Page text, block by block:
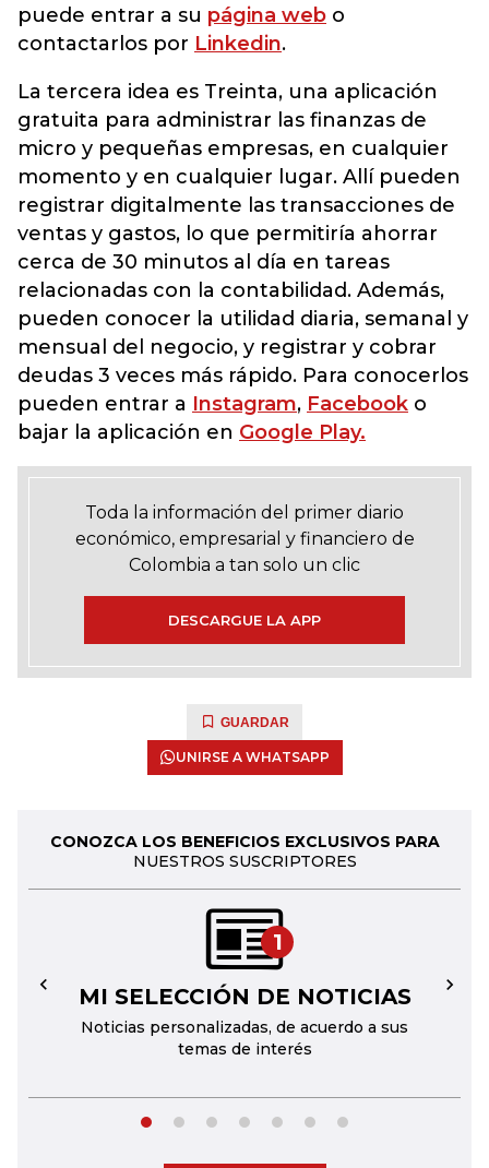
puede entrar a su página web o
contactarlos por Linkedin.
La tercera idea es Treinta, una aplicación
gratuita para administrar las finanzas de
micro y pequeñas empresas, en cualquier
momento y en cualquier lugar. Allí pueden
registrar digitalmente las transacciones de
ventas y gastos, lo que permitiría ahorrar
cerca de 30 minutos al día en tareas
relacionadas con la contabilidad. Además,
pueden conocer la utilidad diaria, semanal y
mensual del negocio, y registrar y cobrar
deudas 3 veces más rápido. Para conocerlos
pueden entrar a Instagram, Facebook o
bajar la aplicación en Google Play.
Toda la información del primer diario
económico, empresarial y financiero de
Colombia a tan solo un clic
DESCARGUE LA APP
GUARDAR
UNIRSE A WHATSAPP
CONOZCA LOS BENEFICIOS EXCLUSIVOS PARA
NUESTROS SUSCRIPTORES
1
MI SELECCIÓN DE NOTICIAS
Noticias personalizadas, de acuerdo a sus
temas de interés
← →